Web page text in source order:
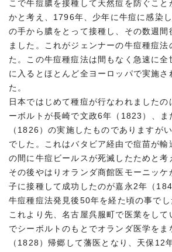
こで牛痘膿を接種して天然痘を防ぐこと
かと考え、1796年、少年に牛痘に感染
の手から膿をとって接種し、その数週間
ました。これがジェンナーの牛痘種痘法
た。この牛痘種痘法は間もなく急速に
に入るとほとんど全ヨーロッパで実施さ
た。
日本ではじめて種痘が行なわれましたの
ーボルトが長崎で文政6年（1823）、ま
（1826）の実施したものでありますが
でした。これはバタビア経由で痘苗が輸
の間に牛痘ビールスが死滅したためと考
その後やはりオランダ商館医モーニッケ
子に接種して成功したのが嘉永2年（
牛痘種痘法発見後50年を経た頃の事でし
これより先、名古屋呉服町で医業をして
でシーボルトのもとでオランダ医学をま
（1828）帰郷して藩医となり、天保12